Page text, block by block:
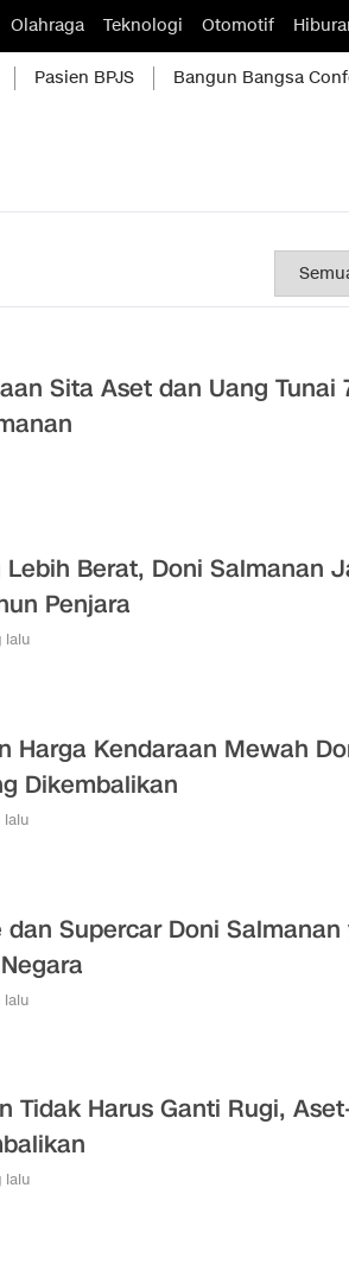
Olahraga Teknologi Otomotif
Pasien BPJS Bangun Bangsa
Sita Aset dan Uang Tunai
Lebih Berat, Doni Salmanan
Penjara
lalu
Harga Kendaraan Mewah
Dikembalikan
lalu
Supercar Doni Salmanan
lalu
Tidak Harus Ganti Rugi,
lalu